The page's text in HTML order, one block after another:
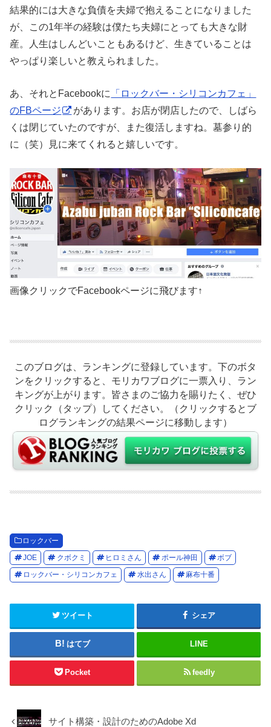
結果的には大きな負債を夫婦で抱えることになりました
が、この1年半の経験は僕たち夫婦にとっても大きな財
産。人生はしんどいこともあるけど、生きていることは
やっぱり楽しいと教えられました。
あ、それとFacebookに
「ロックバー・シリコンカフェ」
のFBページ
があります。お店が閉店したので、しばら
くは閉じていたのですが、また復活しますね。墓参り的
に（笑）見に来てくれると嬉しいです。
画像クリックでFacebookページに飛びます↑
このブログは、ランキングに登録しています。下のボタ
ンをクリックすると、モリカワブログに一票入り、ラン
キングが上がります。皆さまのご協力を賜りたく、ぜひ
クリック（タップ）してください。（クリックするとブ
ログランキングの結果ページに移動します）
ロックバー
JOE クボクミ ヒロミさん ポール神田 ボブ
ロックバー・シリコンカフェ 水出さん 麻布十番
ツイート シェア
はてブ LINE
Pocket feedly
サイト構築・設計のためのAdobe Xd